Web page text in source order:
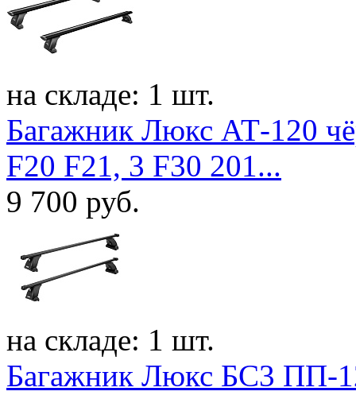
на складе: 1 шт.
Багажник Люкс АТ-120
F20 F21, 3 F30 201...
9 700 руб.
на складе: 1 шт.
Багажник Люкс БС3 ПП-